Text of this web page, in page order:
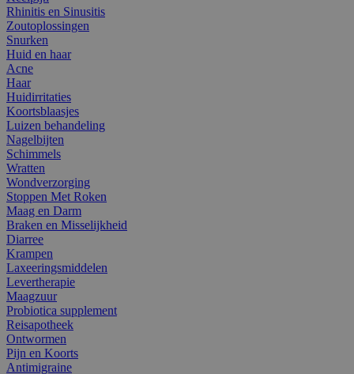
Rhinitis en Sinusitis
Zoutoplossingen
Snurken
Huid en haar
Acne
Haar
Huidirritaties
Koortsblaasjes
Luizen behandeling
Nagelbijten
Schimmels
Wratten
Wondverzorging
Stoppen Met Roken
Maag en Darm
Braken en Misselijkheid
Diarree
Krampen
Laxeeringsmiddelen
Levertherapie
Maagzuur
Probiotica supplement
Reisapotheek
Ontwormen
Pijn en Koorts
Antimigraine